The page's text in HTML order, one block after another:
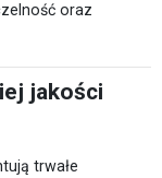
oraz
jakości
trwałe